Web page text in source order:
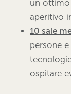
un ottimo
aperitivo
10 sale
persone
ospitare